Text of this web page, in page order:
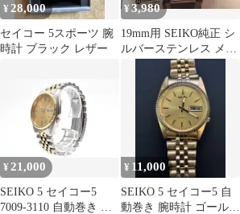
¥ 28,000
セイコー 5スポーツ 腕
時計 ブラック レザー
¥3,980
19mm用 SEIKO純正 シ
ルバーステンレス メタ
ルバンド メンズ腕時計
¥ 21,000
SEIKO 5 セイコー5
7009-3110 自動巻き 腕
¥ 11,000
SEIKO 5 セイコー5 自
動巻き 腕時計 ゴール